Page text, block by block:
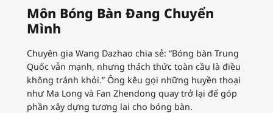
Môn Bóng Bàn Đang Chuyển
Mình
Chuyên gia Wang Dazhao chia sẻ: “Bóng bàn Trung
Quốc vẫn mạnh, nhưng thách thức toàn cầu là điều
không tránh khỏi.” Ông kêu gọi những huyền thoại
như Ma Long và Fan Zhendong quay trở lại để góp
phần xây dựng tương lai cho bóng bàn.